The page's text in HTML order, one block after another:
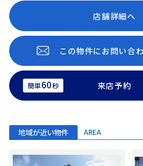
店舗詳細へ
この物件にお問い合
簡単60秒 来店予約
地域が近い物件 AREA